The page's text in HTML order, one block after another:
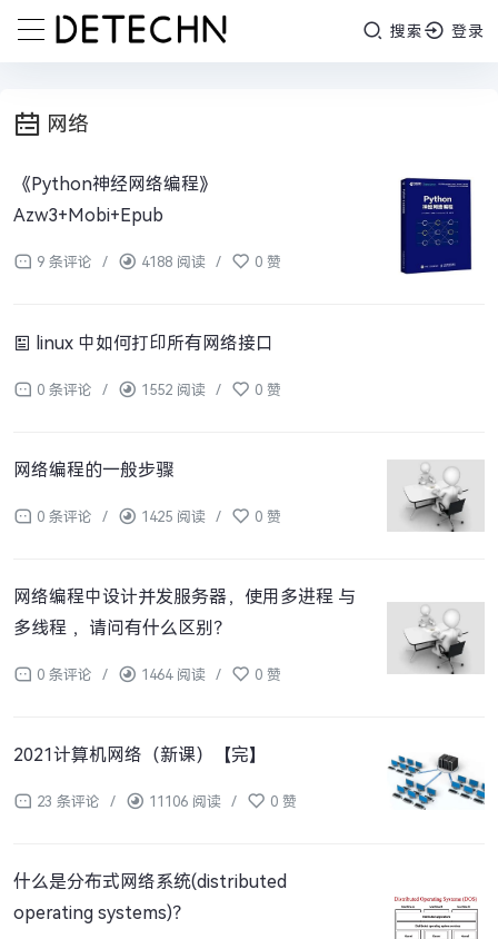
搜索 登录
网络
《Python神经网络编程》
Azw3+Mobi+Epub
9 条评论 / 4188 阅读 / 0 赞
linux 中如何打印所有网络接口
0 条评论 / 1552 阅读 / 0 赞
网络编程的一般步骤
0 条评论 / 1425 阅读 / 0 赞
网络编程中设计并发服务器，使用多进程 与
多线程 ，请问有什么区别？
0 条评论 / 1464 阅读 / 0 赞
2021计算机网络（新课）【完】
23 条评论 / 11106 阅读 / 0 赞
什么是分布式网络系统(distributed
operating systems)？